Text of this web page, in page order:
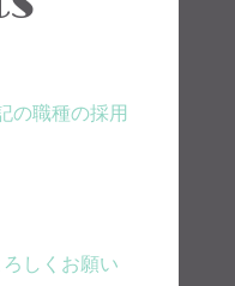
の職種の採用
しくお願い